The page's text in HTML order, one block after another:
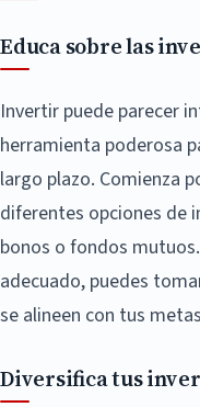
Educa sobre las
Invertir puede parecer
herramienta poderosa
largo plazo. Comienza
diferentes opciones de
bonos o fondos
adecuado, puedes
se alineen con tus
Diversifica tus